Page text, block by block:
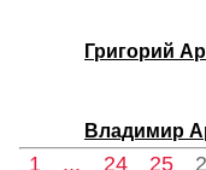
Григорий
Владимир
1 ... 24 25